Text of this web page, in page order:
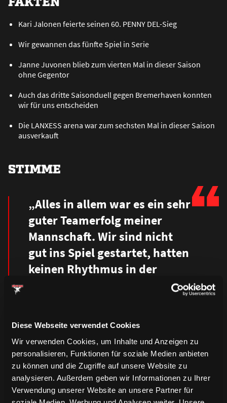
Diese Webseite verwendet Cookies
Wir verwenden Cookies, um Inhalte und Anzeigen zu
personalisieren, Funktionen für soziale Medien anbieten
zu können und die Zugriffe auf unsere Website zu
analysieren. Außerdem geben wir Informationen zu Ihrer
Verwendung unserer Website an unsere Partner für
Kari Jalonen feierte seinen 60. PENNY DEL-Sieg
Wir gewannen das fünfte Spiel in Serie
Janne Juvonen blieb zum vierten Mal in dieser Saison
ohne Gegentor
Auch das dritte Saisonduell gegen Bremerhaven konnten
wir für uns entscheiden
Die LANXESS arena war zum sechsten Mal in dieser Saison
ausverkauft
STIMME
„Alles in allem war es ein sehr
guter Teamerfolg meiner
Mannschaft. Wir sind nicht
gut ins Spiel gestartet, hatten
keinen Rhythmus in der
Rhythmus gekommen.
Dazu haben wir heute
gesehen, wie wichtig die
Torhüter sein können. Beide